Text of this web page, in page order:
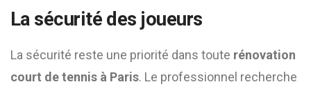
La sécurité des joueurs
La sécurité reste une priorité dans toute rénovation
court de tennis à Paris. Le professionnel recherche